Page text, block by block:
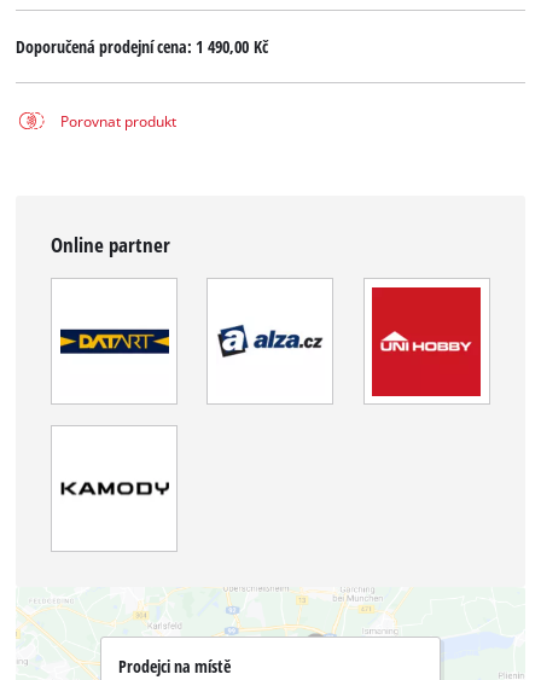
Doporučená prodejní cena:1 490,00 Kč
Porovnat produkt
Online partner
Prodejci na místě